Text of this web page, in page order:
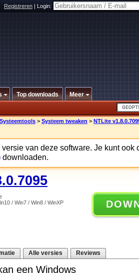
Registreren|Login:
Top downloads Meer
Systeemtools > Systeem tweaken > NTLite
van deze software. Je kunt ook
downloaden.
/ Win7 / Win8 / WinXP
Alle versies Reviews
een Windows